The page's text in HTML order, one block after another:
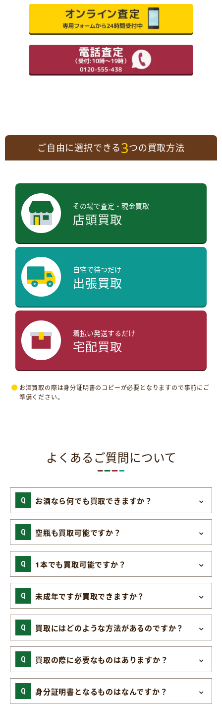
ご自由に選択できる3つの買取方法
その場で査定・現金買取
店頭買取
自宅で待つだけ
出張買取
着払い発送するだけ
宅配買取
お酒買取の際は身分証明書のコピーが必要となりますので事前にご
準備ください。
よくあるご質問について
お酒なら何でも買取できますか？
空瓶も買取可能ですか？
1本でも買取可能ですか？
未成年ですが買取できますか？
買取にはどのような方法があるのですか？
買取の際に必要なものはありますか？
身分証明書となるものはなんですか？